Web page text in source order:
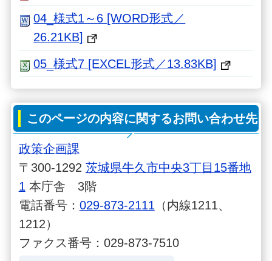
04_様式1～6 [WORD形式／
26.21KB]
05_様式7 [EXCEL形式／13.83KB]
このページの内容に関するお問い合わせ先
政策企画課
〒300-1292 茨城県牛久市中央3丁目15番地
1 本庁舎 3階
電話番号： 029-873-2111 （内線1211、
1212）
ファクス番号：029-873-7510